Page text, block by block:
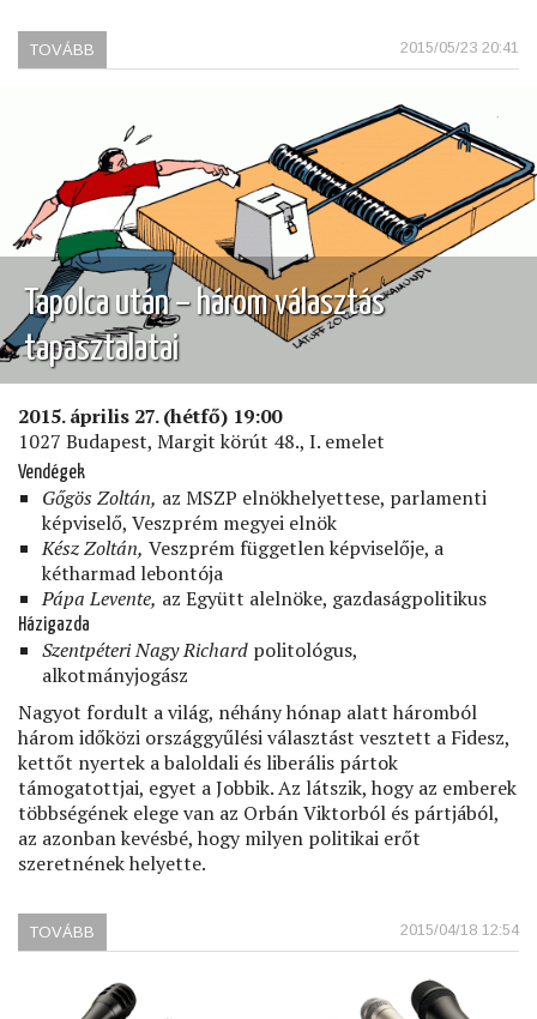
2015/05/23 20:41
TOVÁBB
HALÁLBÜNTETÉS,
KERESZTÉNY
EGYHÁZAK)
Tapolca után – három választás
tapasztalatai
2015. április 27. (hétfő) 19:00
1027 Budapest, Margit körút 48., I. emelet
Vendégek
Gőgös Zoltán, az MSZP elnökhelyettese, parlamenti
képviselő, Veszprém megyei elnök
Kész Zoltán, Veszprém független képviselője, a
kétharmad lebontója
Pápa Levente, az Együtt alelnöke, gazdaságpolitikus
Házigazda
Szentpéteri Nagy Richard politológus,
alkotmányjogász
Nagyot fordult a világ, néhány hónap alatt háromból
három időközi országgyűlési választást vesztett a Fidesz,
kettőt nyertek a baloldali és liberális pártok
támogatottjai, egyet a Jobbik. Az látszik, hogy az emberek
többségének elege van az Orbán Viktorból és pártjából,
az azonban kevésbé, hogy milyen politikai erőt
szeretnének helyette.
2015/04/18 12:54
TOVÁBB
UTÁN
HÁROM
VÁLASZTÁS